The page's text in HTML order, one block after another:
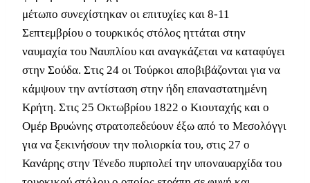
μέτωπο συνεχίστηκαν οι επιτυχίες και 8-11
Σεπτεμβρίου ο τουρκικός στόλος ηττάται στην
ναυμαχία του Ναυπλίου και αναγκάζεται να καταφύγει
στην Σούδα. Στις 24 οι Τούρκοι αποβιβάζονται για να
κάμψουν την αντίσταση στην ήδη επαναστατημένη
Κρήτη. Στις 25 Οκτωβρίου 1822 ο Κιουταχής και ο
Ομέρ Βρυώνης στρατοπεδεύουν έξω από το Μεσολόγγι
για να ξεκινήσουν την πολιορκία του, στις 27 ο
Κανάρης στην Τένεδο πυρπολεί την υποναυαρχίδα του